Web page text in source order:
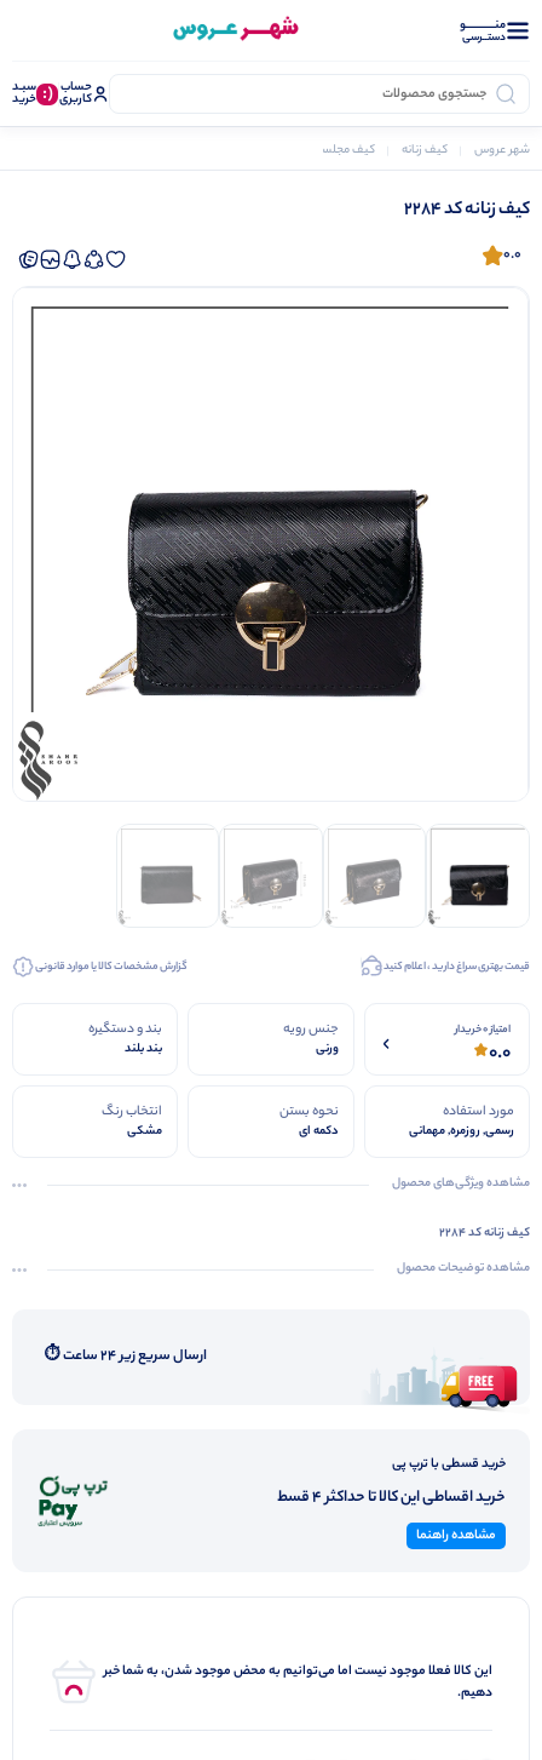
منــــــــــــو
دستــرسی
حساب
کاربری (: سبـد
خرید
کیف عروس کفش عروس کفش مجلسی
شهر عروس کیف زنانه کیف مجلسی
کیف زنانه کد ۲۲۸۴
0.0
قیمت بهتری سراغ دارید ، اعلام کنید گزارش مشخصات کالا یا موارد قانونی
امتیاز 0 خریدار
0.0
جنس رویه
ورنی
بند و دستگیره
بند بلند
مورد استفاده
رسمی, روزمره, مهمانی
نحوه بستن
دکمه ای
انتخاب رنگ
مشکی
مشاهده ویژگی‌های محصول
کیف زنانه کد ۲۲۸۴
مشاهده توضیحات محصول
ارسال سریع زیر ۲۴ ساعت ⏱️
خرید قسطی با ترپ پی
خرید اقساطی این کالا تا حداکثر 4 قسط
مشاهده راهنما
این کالا فعلا موجود نیست اما می‌توانیم به محض موجود شدن، به شما خبر
دهیم.